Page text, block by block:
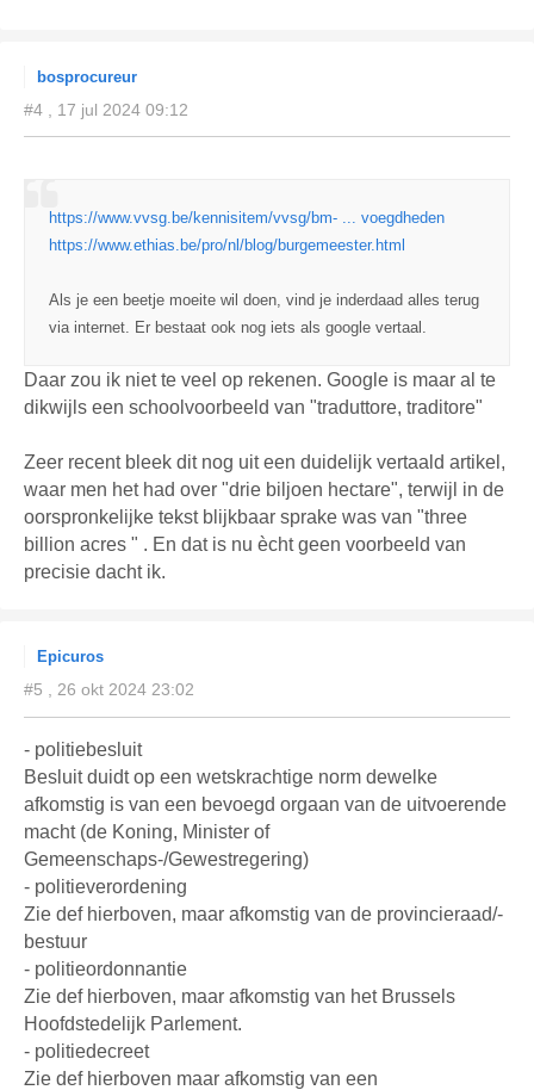
bosprocureur
#4 , 17 jul 2024 09:12
https://www.vvsg.be/kennisitem/vvsg/bm- ... voegdheden
https://www.ethias.be/pro/nl/blog/burgemeester.html
Als je een beetje moeite wil doen, vind je inderdaad alles terug
via internet. Er bestaat ook nog iets als google vertaal.
Daar zou ik niet te veel op rekenen. Google is maar al te
dikwijls een schoolvoorbeeld van "traduttore, traditore"
Zeer recent bleek dit nog uit een duidelijk vertaald artikel,
waar men het had over "drie biljoen hectare", terwijl in de
oorspronkelijke tekst blijkbaar sprake was van "three
billion acres " . En dat is nu ècht geen voorbeeld van
precisie dacht ik.
Epicuros
#5 , 26 okt 2024 23:02
- politiebesluit
Besluit duidt op een wetskrachtige norm dewelke
afkomstig is van een bevoegd orgaan van de uitvoerende
macht (de Koning, Minister of
Gemeenschaps-/Gewestregering)
- politieverordening
Zie def hierboven, maar afkomstig van de provincieraad/-
bestuur
- politieordonnantie
Zie def hierboven, maar afkomstig van het Brussels
Hoofdstedelijk Parlement.
- politiedecreet
Zie def hierboven maar afkomstig van een